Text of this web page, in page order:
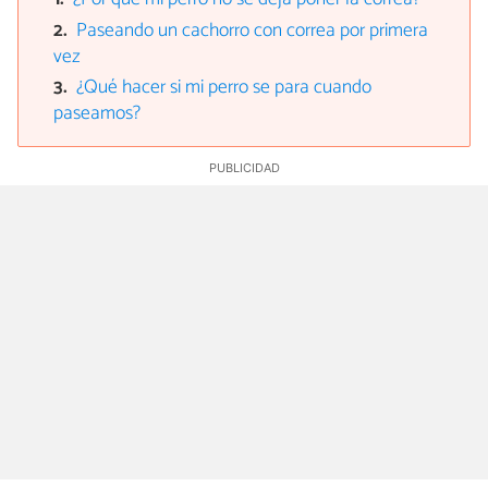
Paseando un cachorro con correa por primera
vez
¿Qué hacer si mi perro se para cuando
paseamos?